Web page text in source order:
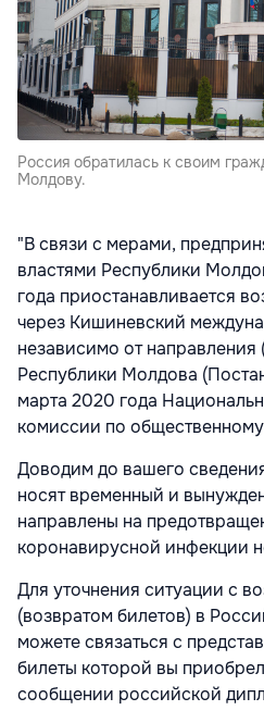
Россия обратилась к своим
Молдову.
"В связи с мерами,
властями Республики
года приостанавливается
через Кишиневский
независимо от
Республики Молдова
марта 2020 года
комиссии по
Доводим до вашего
носят временный и
направлены на
коронавирусной инфекции
Для уточнения ситуации с
(возвратом билетов) в
можете связаться с
билеты которой вы
сообщении российской